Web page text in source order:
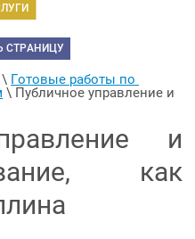
СТРАНИЦУ
\ Готовые работы по
\ Публичное управление и
и
как